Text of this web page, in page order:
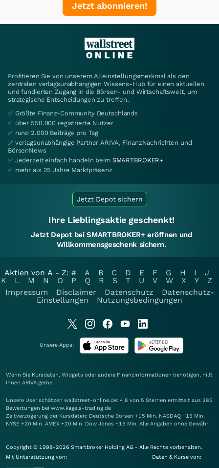
Jetzt abonnieren!
Profitieren Sie von unserem Alleinstellungsmerkmal als den
zentralen verlagsunabhängigen Wissens-Hub für einen aktuellen
und fundierten Zugang in die Börsen- und Wirtschaftswelt, um
strategische Entscheidungen zu treffen.
✅ Größte Finanz-Community Deutschlands
✅ über 550.000 registrierte Nutzer
✅ rund 2.000 Beiträge pro Tag
✅ verlagsunabhängige Partner ARIVA, FinanzNachrichten und
BörsenNews
✅ Jederzeit einfach handeln beim SMARTBROKER+
✅ mehr als 25 Jahre Marktpräsenz
Jetzt Depot sichern
Ihre Lieblingsaktie geschenkt!
Jetzt Depot bei SMARTBROKER+ eröffnen und
Willkommensgeschenk sichern.
Aktien von A - Z: # A B C D E F G H I
J
K
L M N O P Q R S T U V W X Y
Z
Impressum
Disclaimer Datenschutz
Datenschutz-
Einstellungen
Nutzungsbedingungen
Unsere Apps:
Wenn Sie Kursdaten, Widgets oder andere Finanzinformationen benötigen, hilft
Ihnen ARIVA gerne.
Unsere User schätzen wallstreet-online.de: 4.8 von 5 Sternen ermittelt aus 285
Bewertungen bei www.kagels-trading.de
Zeitverzögerung der Kursdaten: Deutsche Börsen +15 Min. NASDAQ +15 Min.
NYSE +20 Min. AMEX +20 Min. Dow Jones +15 Min. Alle Angaben ohne Gewähr.
Copyright © 1998-2026 Smartbroker Holding AG - Alle Rechte vorbehalten.
Mit Unterstützung von:
Daten & Kurse von: